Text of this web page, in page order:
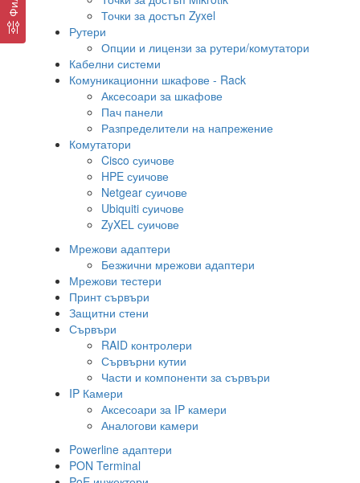
Точки за достъп Zyxel
Рутери
Опции и лицензи за рутери/комутатори
Кабелни системи
Комуникационни шкафове - Rack
Аксесоари за шкафове
Пач панели
Разпределители на напрежение
Комутатори
Cisco суичове
HPE суичове
Netgear суичове
Ubiquiti суичове
ZyXEL суичове
Мрежови адаптери
Безжични мрежови адаптери
Мрежови тестери
Принт сървъри
Защитни стени
Сървъри
RAID контролери
Сървърни кутии
Части и компоненти за сървъри
IP Камери
Аксесоари за IP камери
Аналогови камери
Powerline адаптери
PON Terminal